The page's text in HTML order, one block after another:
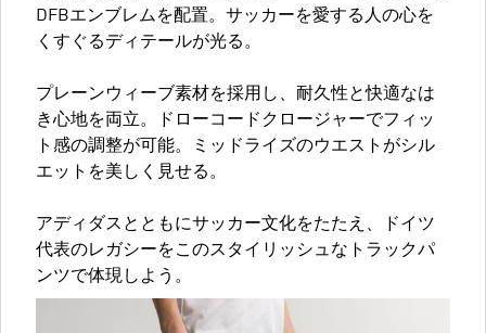
DFBエンブレムを配置。サッカーを愛する人の心を
くすぐるディテールが光る。
プレーンウィーブ素材を採用し、耐久性と快適なは
き心地を両立。ドローコードクロージャーでフィッ
ト感の調整が可能。ミッドライズのウエストがシル
エットを美しく見せる。
アディダスとともにサッカー文化をたたえ、ドイツ
代表のレガシーをこのスタイリッシュなトラックパ
ンツで体現しよう。